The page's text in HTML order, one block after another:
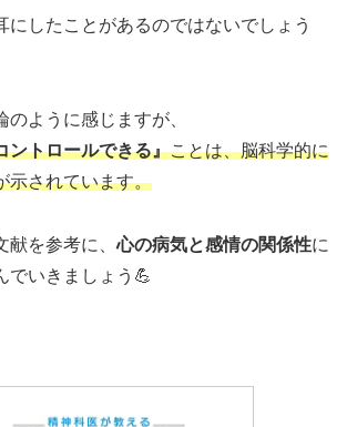
にしたことがあるのではないでしょう
ように感じますが、
ントロールできる』ことは、脳科学的に
示されています。
献を参考に、心の病気と感情の関係性に
でいきましょう💪